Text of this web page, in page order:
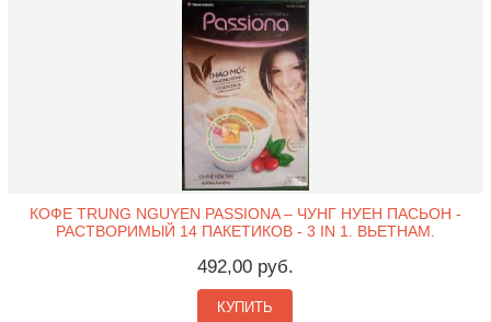
КОФЕ TRUNG NGUYEN PASSIONA – ЧУНГ НУЕН ПАСЬОН -
РАСТВОРИМЫЙ 14 ПАКЕТИКОВ - 3 IN 1. ВЬЕТНАМ.
492,00 руб.
КУПИТЬ